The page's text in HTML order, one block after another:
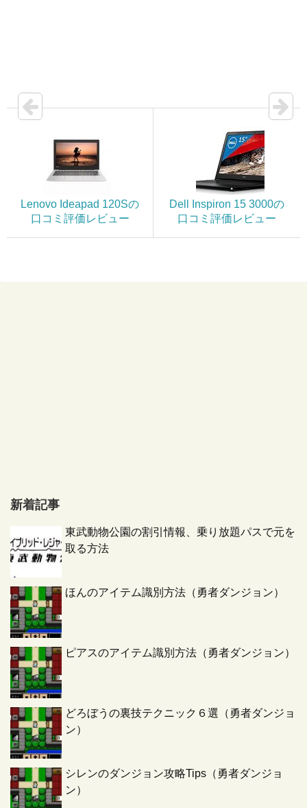
Lenovo Ideapad 120Sの
口コミ評価レビュー
Dell Inspiron 15 3000の
口コミ評価レビュー
新着記事
東武動物公園の割引情報、乗り放題パスで元を
取る方法
ほんのアイテム識別方法（勇者ダンジョン）
ピアスのアイテム識別方法（勇者ダンジョン）
どろぼうの裏技テクニック６選（勇者ダンジョ
ン）
シレンのダンジョン攻略Tips（勇者ダンジョ
ン）